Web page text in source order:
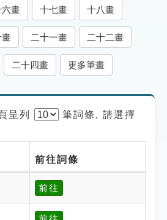
六畫 十七畫 十八畫
畫 二十一畫 二十二畫
二十四畫 更多筆畫
呈列 筆詞條, 請選擇
前往詞條
前往